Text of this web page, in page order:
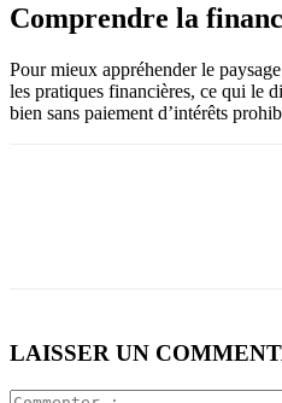
Comprendre la
Pour mieux appréhender le
les pratiques financières, ce qui le
bien sans paiement d’intérêts
LAISSER UN